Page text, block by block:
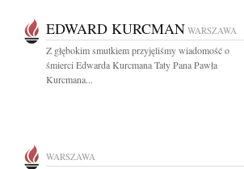
EDWARD KURCMAN WARSZAWA
Z głębokim smutkiem przyjęliśmy wiadomość o
śmierci Edwarda Kurcmana Taty Pana Pawła
Kurcmana...
WARSZAWA